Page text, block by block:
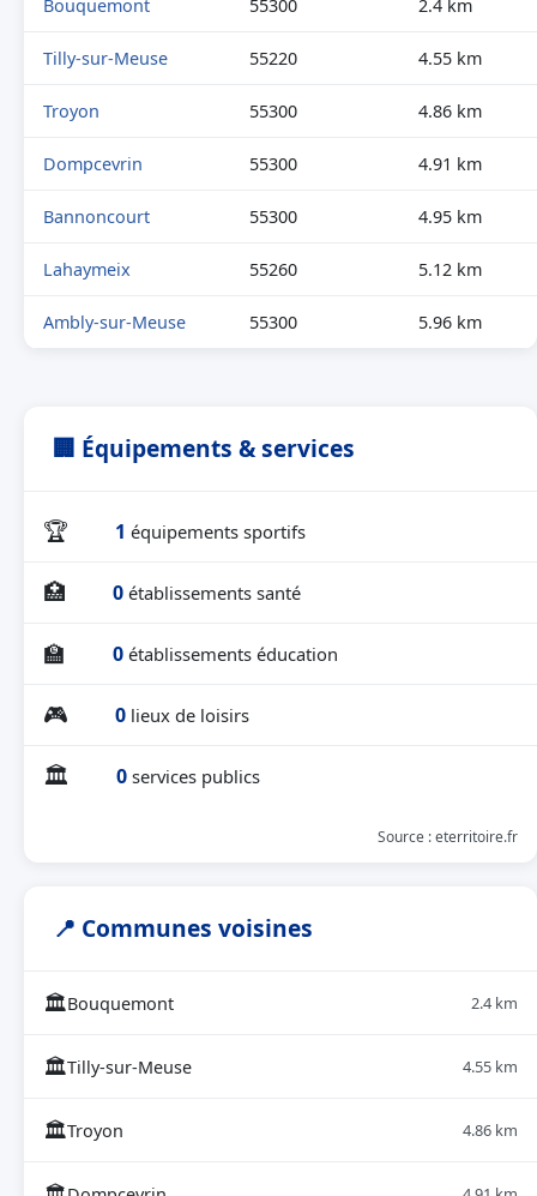
Bouquemont 55300 2.4 km
Tilly-sur-Meuse 55220 4.55 km
Troyon 55300 4.86 km
Dompcevrin 55300 4.91 km
Bannoncourt 55300 4.95 km
Lahaymeix 55260 5.12 km
Ambly-sur-Meuse 55300 5.96 km
🏢 Équipements & services
🏆 1 équipements sportifs
🏥 0 établissements santé
🏫 0 établissements éducation
🎮 0 lieux de loisirs
🏛 0 services publics
Source : eterritoire.fr
📍 Communes voisines
🏛Bouquemont 2.4 km
🏛Tilly-sur-Meuse 4.55 km
🏛Troyon 4.86 km